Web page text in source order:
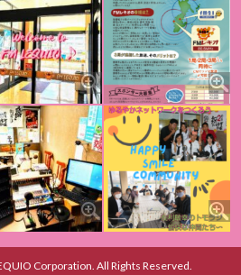
Corporation. All Rights Reserved.